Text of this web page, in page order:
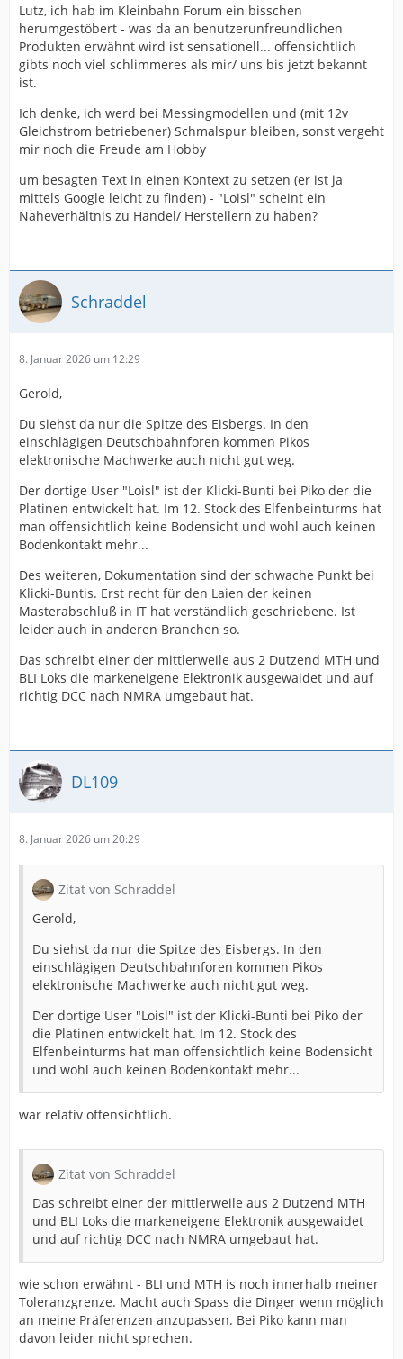
Lutz, ich hab im Kleinbahn Forum ein bisschen
herumgestöbert - was da an benutzerunfreundlichen
Produkten erwähnt wird ist sensationell... offensichtlich
gibts noch viel schlimmeres als mir/ uns bis jetzt bekannt
ist.
Ich denke, ich werd bei Messingmodellen und (mit 12v
Gleichstrom betriebener) Schmalspur bleiben, sonst vergeht
mir noch die Freude am Hobby
um besagten Text in einen Kontext zu setzen (er ist ja
mittels Google leicht zu finden) - "Loisl" scheint ein
Naheverhältnis zu Handel/ Herstellern zu haben?
Schraddel
8. Januar 2026 um 12:29
Gerold,
Du siehst da nur die Spitze des Eisbergs. In den
einschlägigen Deutschbahnforen kommen Pikos
elektronische Machwerke auch nicht gut weg.
Der dortige User "Loisl" ist der Klicki-Bunti bei Piko der die
Platinen entwickelt hat. Im 12. Stock des Elfenbeinturms hat
man offensichtlich keine Bodensicht und wohl auch keinen
Bodenkontakt mehr...
Des weiteren, Dokumentation sind der schwache Punkt bei
Klicki-Buntis. Erst recht für den Laien der keinen
Masterabschluß in IT hat verständlich geschriebene. Ist
leider auch in anderen Branchen so.
Das schreibt einer der mittlerweile aus 2 Dutzend MTH und
BLI Loks die markeneigene Elektronik ausgewaidet und auf
richtig DCC nach NMRA umgebaut hat.
DL109
8. Januar 2026 um 20:29
Zitat von Schraddel
Gerold,
Du siehst da nur die Spitze des Eisbergs. In den
einschlägigen Deutschbahnforen kommen Pikos
elektronische Machwerke auch nicht gut weg.
Der dortige User "Loisl" ist der Klicki-Bunti bei Piko der
die Platinen entwickelt hat. Im 12. Stock des
Elfenbeinturms hat man offensichtlich keine Bodensicht
und wohl auch keinen Bodenkontakt mehr...
war relativ offensichtlich.
Zitat von Schraddel
Das schreibt einer der mittlerweile aus 2 Dutzend MTH
und BLI Loks die markeneigene Elektronik ausgewaidet
und auf richtig DCC nach NMRA umgebaut hat.
wie schon erwähnt - BLI und MTH is noch innerhalb meiner
Toleranzgrenze. Macht auch Spass die Dinger wenn möglich
an meine Präferenzen anzupassen. Bei Piko kann man
davon leider nicht sprechen.